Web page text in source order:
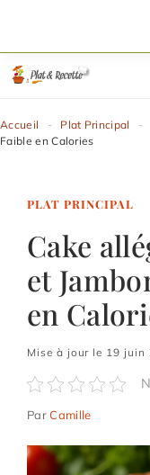
contenu
Accueil - Plat Principal -
Faible en Calories
PLAT PRINCIPAL
Cake
et
en
Mise à jour le 19 juin
ParCamille